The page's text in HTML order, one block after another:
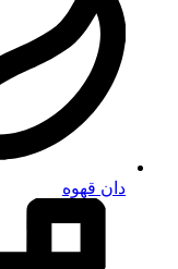
دان قهوه